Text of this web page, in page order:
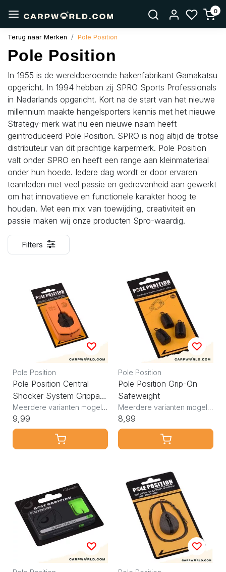
0
Terug naar Merken Pole Position
Pole Position
In 1955 is de wereldberoemde hakenfabrikant Gamakatsu
opgericht. In 1994 hebben zij SPRO Sports Professionals
in Nederlands opgericht. Kort na de start van het nieuwe
millennium maakte hengelsporters kennis met het nieuwe
Strategy-merk wat nu een nieuwe naam heeft
geintroduceerd Pole Position. SPRO is nog altijd de trotse
distributeur van dit prachtige karpermerk. Pole Position
valt onder SPRO en heeft een range aan kleinmateriaal
onder hun hoede. Iedere dag wordt er door ervaren
teamleden met veel passie en gedrevenheid aan gewerkt
om het innovatieve en functionele karakter hoog te
houden. Met een mix van toewijding, creativiteit en
passie maken wij onze producten Spro-waardig.
Filters
Pole Position
Pole Position Central
Shocker System Grippa
Action Pack
Meerdere varianten mogelijk
9,99
Pole Position
Pole Position Grip-On
Safeweight
Meerdere varianten mogelijk
8,99